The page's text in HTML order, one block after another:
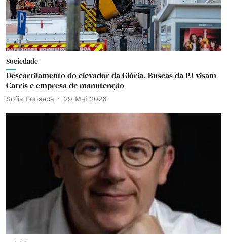
Sociedade
Descarrilamento do elevador da Glória. Buscas da PJ visam
Carris e empresa de manutenção
Sofia Fonseca 29 Mai 2026